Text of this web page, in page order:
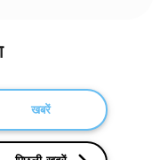
खबरें